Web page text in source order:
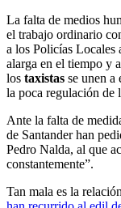
La falta de medios
el trabajo ordinario
a los Policías Locales
alarga en el tiempo y
los taxistas se unen a
la poca regulación de
Ante la falta de
de Santander han
Pedro Nalda, al que
constantemente”.
Tan mala es la